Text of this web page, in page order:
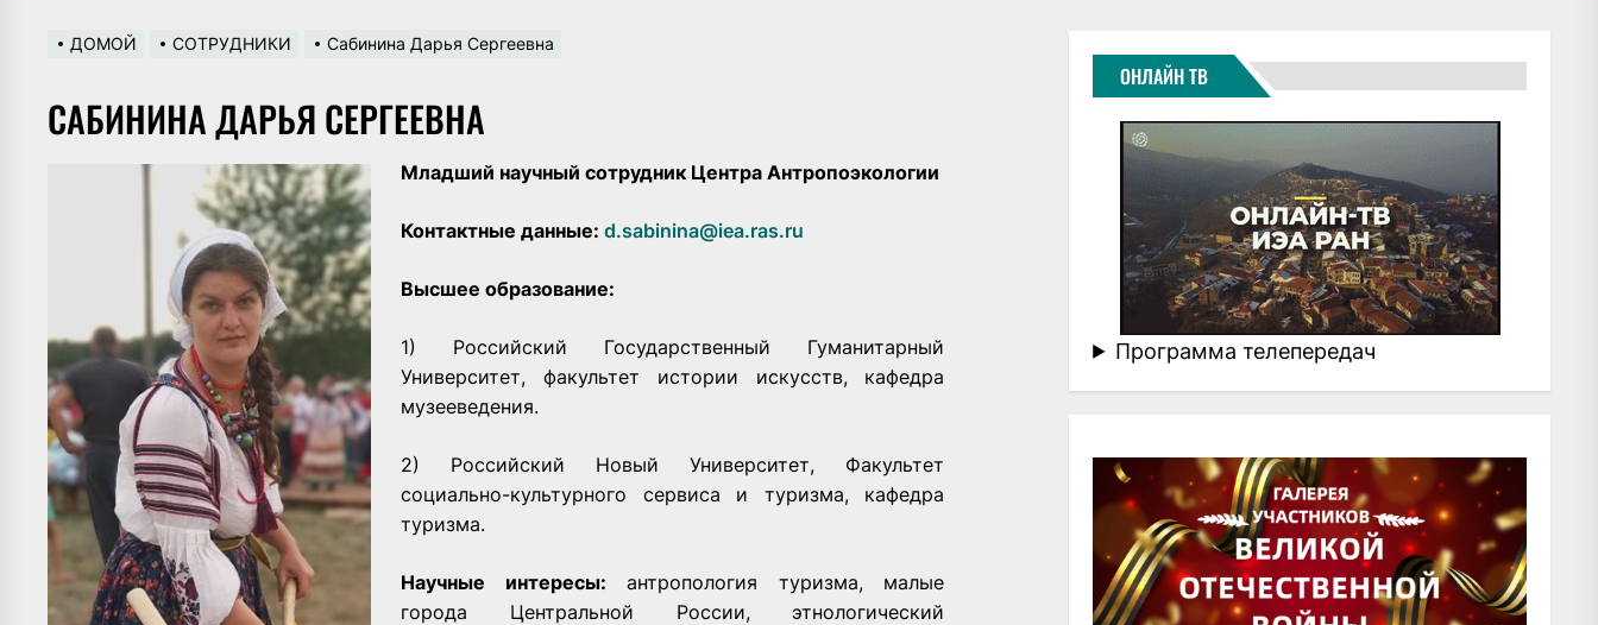
ДОМОЙ СОТРУДНИКИ Сабинина Дарья Сергеевна
САБИНИНА ДАРЬЯ СЕРГЕЕВНА
Младший научный сотрудник Центра Антропоэкологии
Контактные данные: d.sabinina@iea.ras.ru
Высшее образование:
1) Российский Государственный Гуманитарный
Университет, факультет истории искусств, кафедра
музееведения.
2) Российский Новый Университет, Факультет
социально-культурного сервиса и туризма, кафедра
туризма.
Научные интересы: антропология туризма, малые
города Центральной России, этнологический
ОНЛАЙН ТВ
Программа телепередач